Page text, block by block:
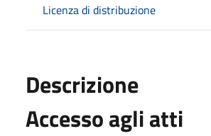
Licenza di distribuzione
Descrizione
Accesso agli atti